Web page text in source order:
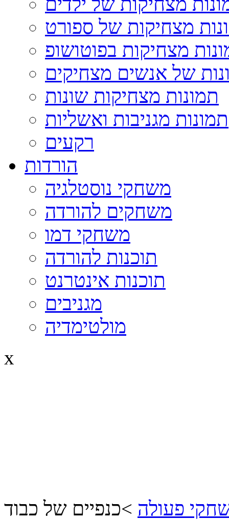
מצחיקות של ספורט
מצחיקות בפוטושופ
של אנשים מצחיקים
תמונות מצחיקות שונות
תמונות מגניבות ואשליות
רקעים
הורדות
משחקי נוסטלגיה
משחקים להורדה
משחקי דמו
תוכנות להורדה
תוכנות אינטרנט
מגניבים
מולטימדיה
x
פעולה >כנפיים של כבוד